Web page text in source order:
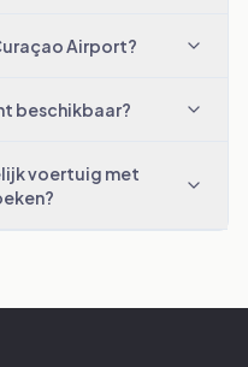
Airport?
beschikbaar?
voertuig met